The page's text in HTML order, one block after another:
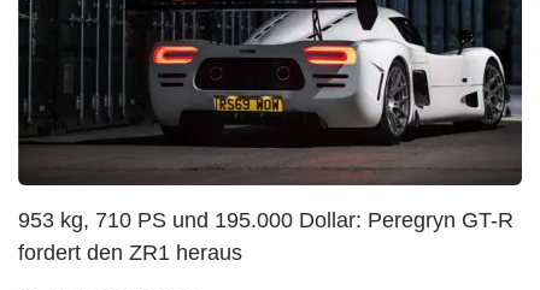
953 kg, 710 PS und 195.000 Dollar: Peregryn GT-R
fordert den ZR1 heraus